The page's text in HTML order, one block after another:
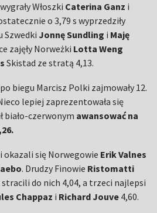
Włoszki Caterina Ganz i
o 3,79 s wyprzedziły
Szwedki Jonnę Sundling i Maję
zajęły Norweżki Lotta Weng
Skistad ze stratą 4,13.
biegu Marcisz Polki zajmowały 12.
lepiej zaprezentowała się
biało-czerwonym awansować na
okazali się Norwegowie Erik Valnes
. Drudzy Finowie Ristomatti
stracili do nich 4,04, a trzeci najlepsi
Chappaz i Richard Jouve 4,60.